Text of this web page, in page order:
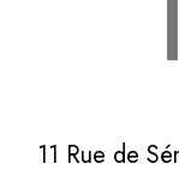
11 Rue de